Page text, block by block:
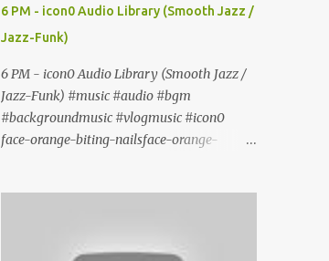
6 PM - icon0 Audio Library (Smooth Jazz /
Jazz-Funk)
6 PM - icon0 Audio Library (Smooth Jazz /
Jazz-Funk) #music #audio #bgm
#backgroundmusic #vlogmusic #icon0
face-orange-biting-nailsface-orange-